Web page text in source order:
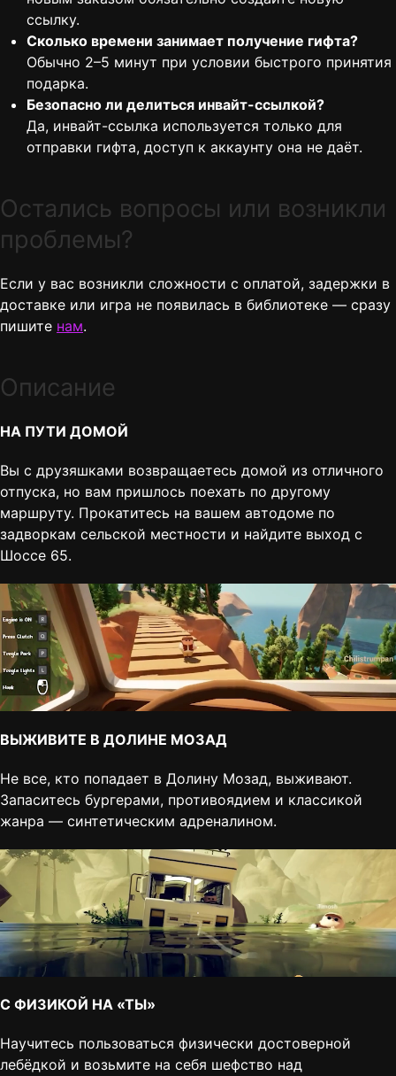
ссылку.
Сколько времени занимает получение гифта?
Обычно 2–5 минут при условии быстрого принятия
подарка.
Безопасно ли делиться инвайт-ссылкой?
Да, инвайт-ссылка используется только для
отправки гифта, доступ к аккаунту она не даёт.
Остались вопросы или возникли
проблемы?
Если у вас возникли сложности с оплатой, задержки в
доставке или игра не появилась в библиотеке — сразу
пишите нам.
Описание
НА ПУТИ ДОМОЙ
Вы с друзяшками возвращаетесь домой из отличного
отпуска, но вам пришлось поехать по другому
маршруту. Прокатитесь на вашем автодоме по
задворкам сельской местности и найдите выход с
Шоссе 65.
ВЫЖИВИТЕ В ДОЛИНЕ МОЗАД
Не все, кто попадает в Долину Мозад, выживают.
Запаситесь бургерами, противоядием и классикой
жанра — синтетическим адреналином.
С ФИЗИКОЙ НА «ТЫ»
Научитесь пользоваться физически достоверной
лебёдкой и возьмите на себя шефство над